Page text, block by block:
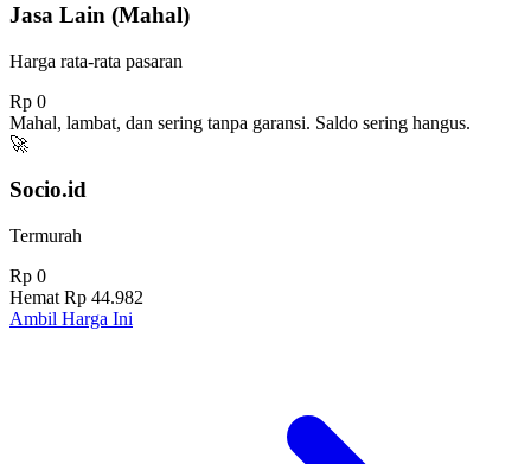
Jasa Lain (Mahal)
Harga rata-rata pasaran
Rp 0
Mahal, lambat, dan sering tanpa garansi. Saldo sering hangus.
🚀
Socio.id
Termurah
Rp 0
Hemat Rp 44.982
Ambil Harga Ini